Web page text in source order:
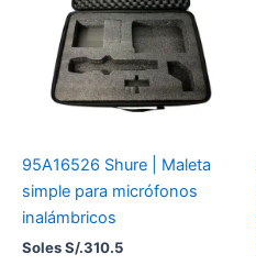
95A16526 Shure | Maleta
simple para micrófonos
inalámbricos
Soles S/.310.5